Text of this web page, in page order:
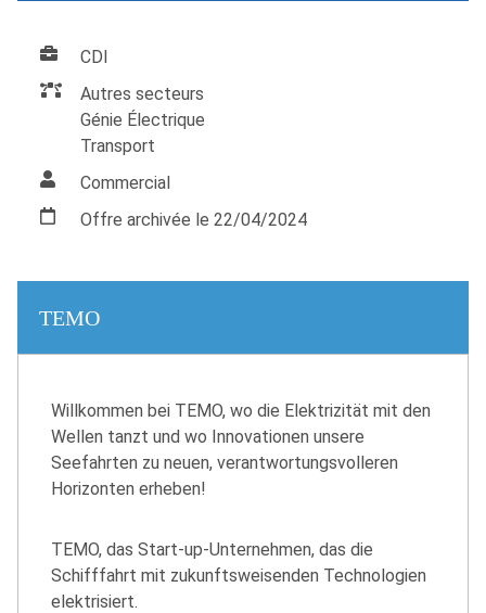
CDI
Autres secteurs
Génie Électrique
Transport
Commercial
Offre archivée le 22/04/2024
TEMO
Willkommen bei TEMO, wo die Elektrizität mit den
Wellen tanzt und wo Innovationen unsere
Seefahrten zu neuen, verantwortungsvolleren
Horizonten erheben!
TEMO, das Start-up-Unternehmen, das die
Schifffahrt mit zukunftsweisenden Technologien
elektrisiert.